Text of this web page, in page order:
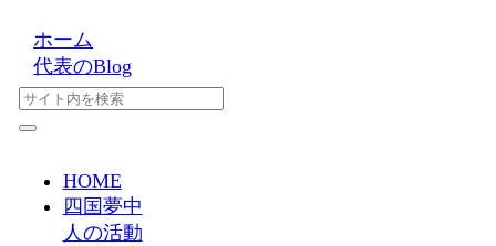
ホーム
代表のBlog
HOME
四国夢中
人の活動